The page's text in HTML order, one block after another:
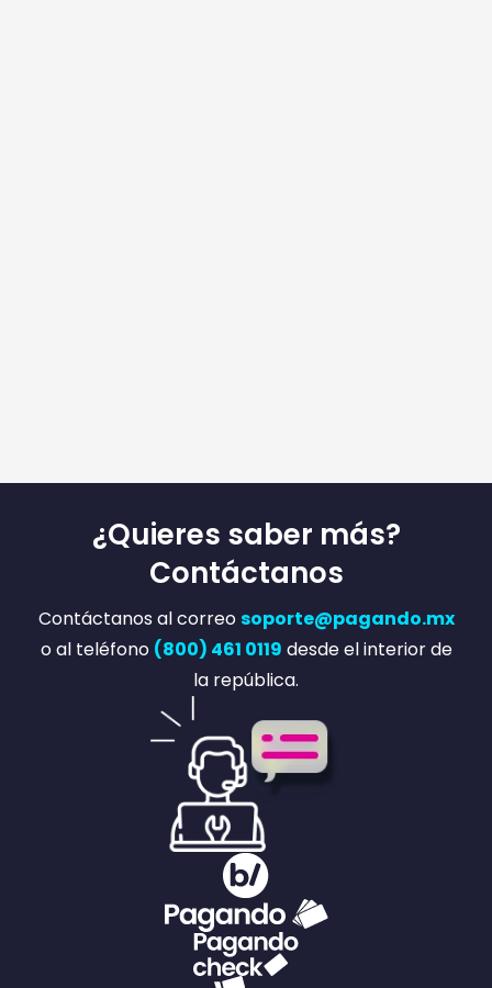
¿Quieres saber más?
Contáctanos
Contáctanos al correo soporte@pagando.mx
o al teléfono (800) 461 0119 desde el interior de
la república.